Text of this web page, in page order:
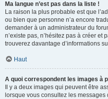
Ma langue n’est pas dans la liste !
La raison la plus probable est que
ou bien que personne n’a encore
demander à un administrateur du
n’existe pas, n’hésitez pas à créer
trouverez davantage d’informations
Haut
A quoi correspondent les images à
Il y a deux images qui peuvent être
lorsque vous consultez les messages